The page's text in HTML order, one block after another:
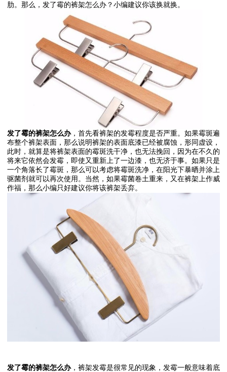
肋。那么，发了霉的裤架怎么办？小编建议你该换就换。
发了霉的裤架怎么办，首先看裤架的发霉程度是否严重。如果霉斑遍
布整个裤架表面，那么说明裤架的表面底漆已经被腐蚀，形同虚设，
此时，就算是将裤架表面的霉斑洗干净，也无法挽回，因为在不久的
将来它依然会发霉，即使又重新上了一边漆，也无济于事。如果只是
一个角落长了霉斑，那么可以考虑将霉斑洗净，在阳光下暴晒并涂上
驱菌剂就可以再次使用。当然，如果霉菌卷土重来，又在裤架上作威
作福，那么小编只好建议你将该裤架丢弃。
发了霉的裤架怎么办，裤架发霉是很常见的现象，发霉一般意味着底